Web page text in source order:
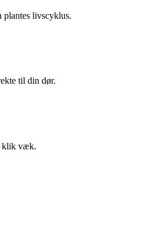
plantes livscyklus.
til din dør.
klik væk.